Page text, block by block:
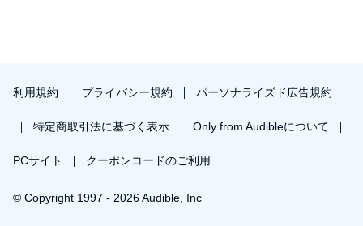
利用規約 プライバシー規約 パーソナライズド広告規約
特定商取引法に基づく表示 Only from Audibleについて
PCサイト クーポンコードのご利用
© Copyright 1997 - 2026 Audible, Inc